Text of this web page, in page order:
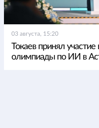
03 августа, 15:20
Токаев принял
олимпиады по ИИ в